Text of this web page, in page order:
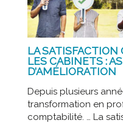
LA SATISFACTION
LES CABINETS :
D’AMÉLIORATION
Depuis plusieurs
transformation en
comptabilité. … La